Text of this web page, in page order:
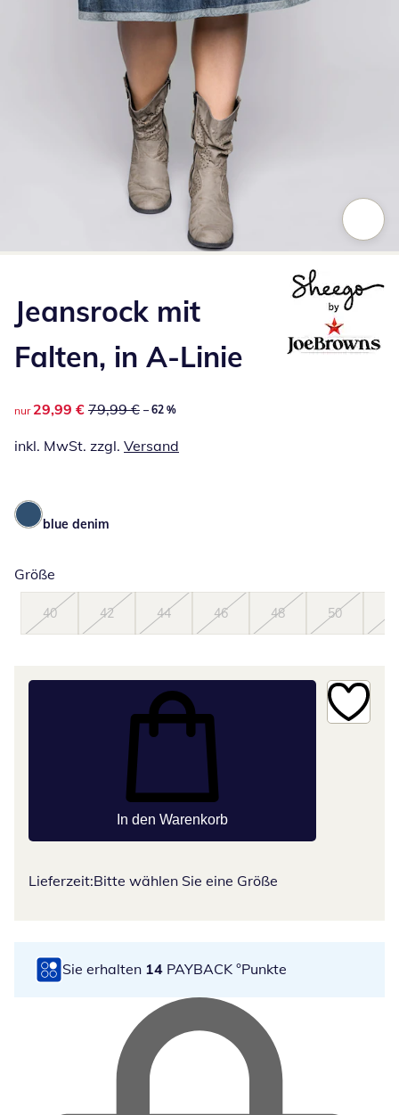
Jeansrock mit
Falten, in A-Linie
reduzierter Preis 29,99 €, vorheriger Preis: 79,99 €
nur 29,99 € 79,99 € – 62 %
inkl. MwSt. zzgl. Versand
blue denim
Größe
40 42 44 46 48 50
In den Warenkorb
Lieferzeit:Bitte wählen Sie eine Größe
Sie erhalten 14 PAYBACK °Punkte